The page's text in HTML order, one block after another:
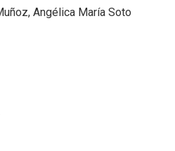
Angélica María Soto